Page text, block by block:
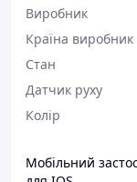
Виробник
Країна виробник
Стан
Датчик руху
Колір
Мобільний